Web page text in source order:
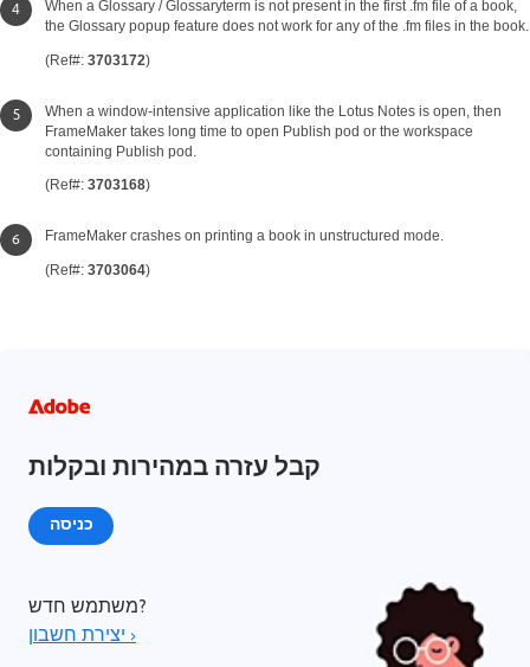
When a Glossary / Glossaryterm is not present in the first .fm file of a book,
the Glossary popup feature does not work for any of the .fm files in the book.
(Ref#: 3703172)
When a window-intensive application like the Lotus Notes is open, then
FrameMaker takes long time to open Publish pod or the workspace
containing Publish pod.
(Ref#: 3703168)
FrameMaker crashes on printing a book in unstructured mode.
(Ref#: 3703064)
קבל עזרה במהירות ובקלות
כניסה
משתמש חדש?
יצירת חשבון ›